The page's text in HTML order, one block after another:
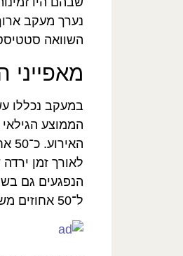
נערך מעקב
השוואה
מאפייני
במעקב נכללו
הממוצע
לאורך זמן
הנפגעים גם
ל־50 אחוזים משטח עור התוף, ואילו קרעים מלאים היו נדירים יותר אך חמורים במיוחד.